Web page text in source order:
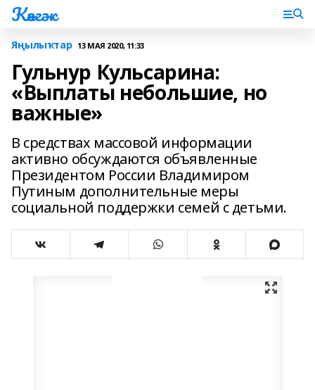
Көнгәк
Яңылыҡтар 13 МАЯ 2020, 11:33
Гульнур Кульсарина:
«Выплаты небольшие, но
важные»
В средствах массовой информации
активно обсуждаются объявленные
Президентом России Владимиром
Путиным дополнительные меры
социальной поддержки семей с детьми.